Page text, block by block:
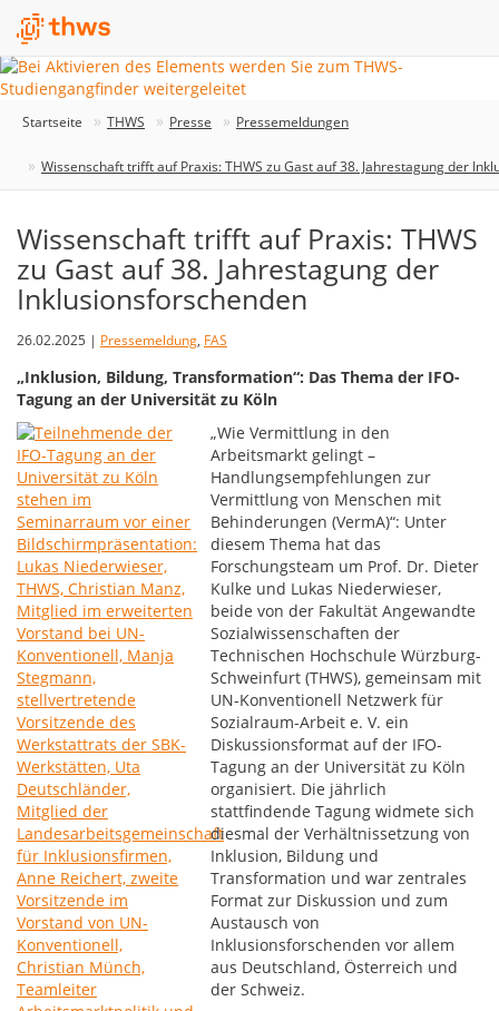
Startseite THWS Presse Pressemeldungen
Wissenschaft trifft auf Praxis: THWS zu Gast auf 38. Jahrestagung der
Wissenschaft trifft auf Praxis: THWS
zu Gast auf 38. Jahrestagung der
Inklusionsforschenden
26.02.2025 | Pressemeldung, FAS
„Inklusion, Bildung, Transformation“: Das Thema der IFO-
Tagung an der Universität zu Köln
„Wie Vermittlung in den
Arbeitsmarkt gelingt –
Handlungsempfehlungen zur
Vermittlung von Menschen mit
Behinderungen (VermA)“: Unter
diesem Thema hat das
Forschungsteam um Prof. Dr. Dieter
Kulke und Lukas Niederwieser,
beide von der Fakultät Angewandte
Sozialwissenschaften der
Technischen Hochschule Würzburg-
Schweinfurt (THWS), gemeinsam mit
UN-Konventionell Netzwerk für
Sozialraum-Arbeit e. V. ein
Diskussionsformat auf der IFO-
Tagung an der Universität zu Köln
organisiert. Die jährlich
stattfindende Tagung widmete sich
diesmal der Verhältnissetzung von
Inklusion, Bildung und
Transformation und war zentrales
Format zur Diskussion und zum
Austausch von
Inklusionsforschenden vor allem
aus Deutschland, Österreich und
der Schweiz.